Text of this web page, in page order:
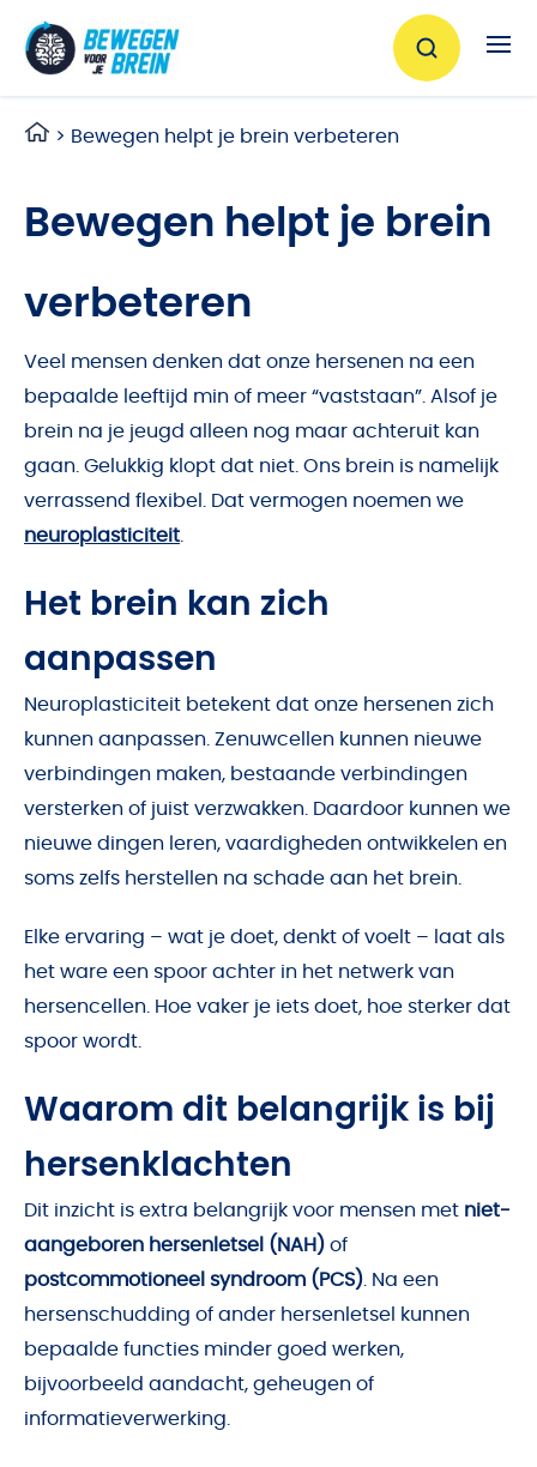
> Bewegen helpt je brein verbeteren
Bewegen helpt je brein
verbeteren
Veel mensen denken dat onze hersenen na een
bepaalde leeftijd min of meer “vaststaan”. Alsof je
brein na je jeugd alleen nog maar achteruit kan
gaan. Gelukkig klopt dat niet. Ons brein is namelijk
verrassend flexibel. Dat vermogen noemen we
neuroplasticiteit
Het brein kan zich
aanpassen
Neuroplasticiteit betekent dat onze hersenen zich
kunnen aanpassen. Zenuwcellen kunnen nieuwe
verbindingen maken, bestaande verbindingen
versterken of juist verzwakken. Daardoor kunnen we
nieuwe dingen leren, vaardigheden ontwikkelen en
soms zelfs herstellen na schade aan het brein.
Elke ervaring – wat je doet, denkt of voelt – laat als
het ware een spoor achter in het netwerk van
hersencellen. Hoe vaker je iets doet, hoe sterker dat
spoor wordt.
Waarom dit belangrijk is bij
hersenklachten
Dit inzicht is extra belangrijk voor mensen met niet-
aangeboren hersenletsel (NAH) of
postcommotioneel syndroom (PCS) . Na een
hersenschudding of ander hersenletsel kunnen
bepaalde functies minder goed werken,
bijvoorbeeld aandacht, geheugen of
informatieverwerking.